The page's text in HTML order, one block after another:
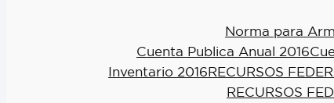
Norma para
Cuenta Publica Anual 2016
Inventario 2016RECURSOS
RECURSOS